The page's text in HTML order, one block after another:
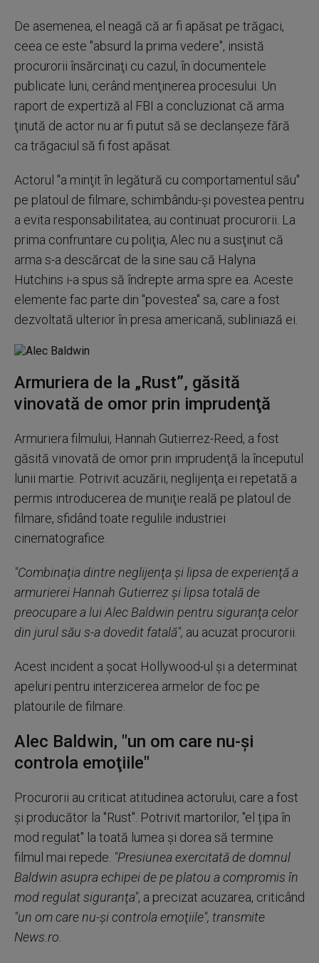
De asemenea, el neagă că ar fi apăsat pe trăgaci,
ceea ce este "absurd la prima vedere", insistă
procurorii însărcinaţi cu cazul, în documentele
publicate luni, cerând menţinerea procesului. Un
raport de expertiză al FBI a concluzionat că arma
ţinută de actor nu ar fi putut să se declanșeze fără
ca trăgaciul să fi fost apăsat.
Actorul "a minţit în legătură cu comportamentul său"
pe platoul de filmare, schimbându-şi povestea pentru
a evita responsabilitatea, au continuat procurorii. La
prima confruntare cu poliţia, Alec nu a susţinut că
arma s-a descărcat de la sine sau că Halyna
Hutchins i-a spus să îndrepte arma spre ea. Aceste
elemente fac parte din "povestea" sa, care a fost
dezvoltată ulterior în presa americană, subliniază ei.
Armuriera de la „Rust”, găsită
vinovată de omor prin imprudenţă
Armuriera filmului, Hannah Gutierrez-Reed, a fost
găsită vinovată de omor prin imprudenţă la începutul
lunii martie. Potrivit acuzării, neglijenţa ei repetată a
permis introducerea de muniţie reală pe platoul de
filmare, sfidând toate regulile industriei
cinematografice.
"Combinaţia dintre neglijenţa şi lipsa de experienţă a
armurierei Hannah Gutierrez şi lipsa totală de
preocupare a lui Alec Baldwin pentru siguranţa celor
din jurul său s-a dovedit fatală", au acuzat procurorii.
Acest incident a şocat Hollywood-ul şi a determinat
apeluri pentru interzicerea armelor de foc pe
platourile de filmare.
Alec Baldwin, "un om care nu-şi
controla emoţiile"
Procurorii au criticat atitudinea actorului, care a fost
şi producător la "Rust". Potrivit martorilor, "el țipa în
mod regulat" la toată lumea şi dorea să termine
filmul mai repede. "Presiunea exercitată de domnul
Baldwin asupra echipei de pe platou a compromis în
mod regulat siguranţa", a precizat acuzarea, criticând
"un om care nu-şi controla emoţiile", transmite
News.ro.